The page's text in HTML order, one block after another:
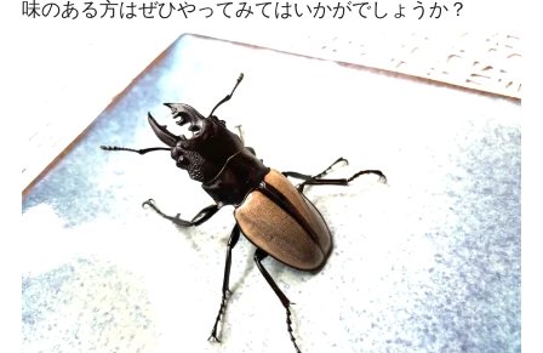
味のある方はぜひやってみてはいかがでしょうか？